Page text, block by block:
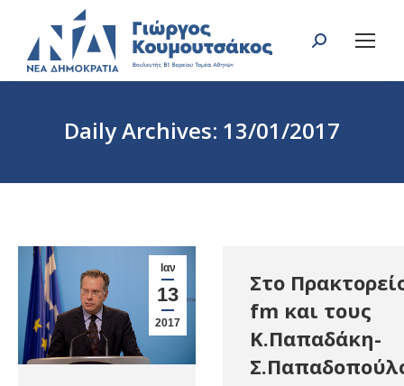
Search:
Daily Archives: 13/01/2017
Ιαν
13
2017
Στο
fm και τους
Κ.Παπαδάκη-